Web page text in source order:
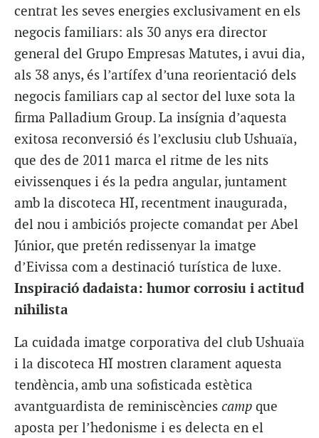
centrat les seves energies exclusivament en els
negocis familiars: als 30 anys era director
general del Grupo Empresas Matutes, i avui dia,
als 38 anys, és l’artífex d’una reorientació dels
negocis familiars cap al sector del luxe sota la
firma Palladium Group. La insígnia d’aquesta
exitosa reconversió és l’exclusiu club Ushuaïa,
que des de 2011 marca el ritme de les nits
eivissenques i és la pedra angular, juntament
amb la discoteca HÏ, recentment inaugurada,
del nou i ambiciós projecte comandat per Abel
Júnior, que pretén redissenyar la imatge
d’Eivissa com a destinació turística de luxe.
Inspiració dadaista: humor corrosiu i actitud
nihilista
La cuidada imatge corporativa del club Ushuaïa
i la discoteca HÏ mostren clarament aquesta
tendència, amb una sofisticada estètica
avantguardista de reminiscències camp que
aposta per l’hedonisme i es delecta en el